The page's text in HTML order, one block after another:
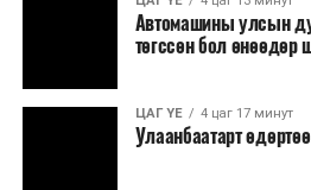
эрт илрүүлэг,
өвчний эсрэг арга
үргэлжилнэ гэж Ерөнхий сайд
Мөн бүх шатны төсвийн
Автомашины улсын
төгссөн бол өнөөдөр
ЦАГ ҮЕ 4 цаг 17 минут
Улаанбаатарт